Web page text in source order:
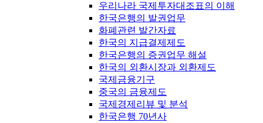
우리나라 국제투자대조표의 이해
한국은행의 발권업무
화폐관련 발간자료
한국의 지급결제제도
한국은행의 증권업무 해설
한국의 외환시장과 외환제도
국제금융기구
중국의 금융제도
국제경제리뷰 및 분석
한국은행 70년사